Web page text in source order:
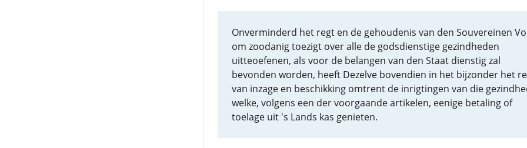
Onverminderd het regt en de gehoudenis van den Souvereinen
om zoodanig toezigt over alle de godsdienstige gezindheden
uitteoefenen, als voor de belangen van den Staat dienstig zal
bevonden worden, heeft Dezelve bovendien in het bijzonder het
van inzage en beschikking omtrent de inrigtingen van die
welke, volgens een der voorgaande artikelen, eenige betaling of
toelage uit 's Lands kas genieten.